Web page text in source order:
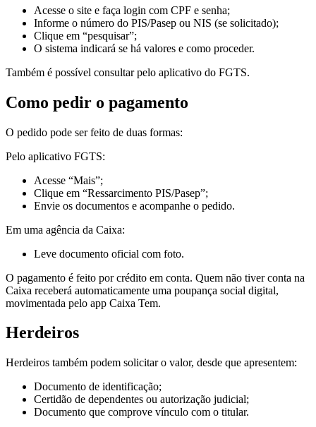
Acesse o site e faça login com CPF e senha;
Informe o número do PIS/Pasep ou NIS (se solicitado);
Clique em “pesquisar”;
O sistema indicará se há valores e como proceder.
Também é possível consultar pelo aplicativo do FGTS.
Como pedir o pagamento
O pedido pode ser feito de duas formas:
Pelo aplicativo FGTS:
Acesse “Mais”;
Clique em “Ressarcimento PIS/Pasep”;
Envie os documentos e acompanhe o pedido.
Em uma agência da Caixa:
Leve documento oficial com foto.
O pagamento é feito por crédito em conta. Quem não tiver conta na
Caixa receberá automaticamente uma poupança social digital,
movimentada pelo app Caixa Tem.
Herdeiros
Herdeiros também podem solicitar o valor, desde que apresentem:
Documento de identificação;
Certidão de dependentes ou autorização judicial;
Documento que comprove vínculo com o titular.